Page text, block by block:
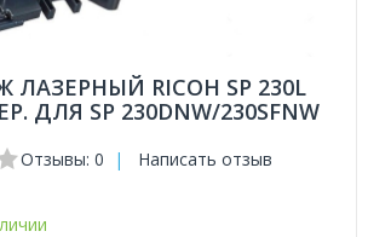
RICOH SP 230L
ДЛЯ SP 230DNW/230SFNW
Отзывы: 0 | Написать отзыв